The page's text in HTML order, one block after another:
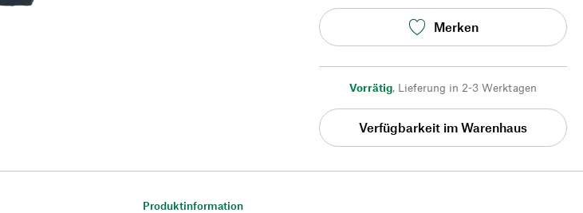
Merken
Vorrätig, Lieferung in 2-3 Werktagen
Verfügbarkeit im Warenhaus
Produktinformation